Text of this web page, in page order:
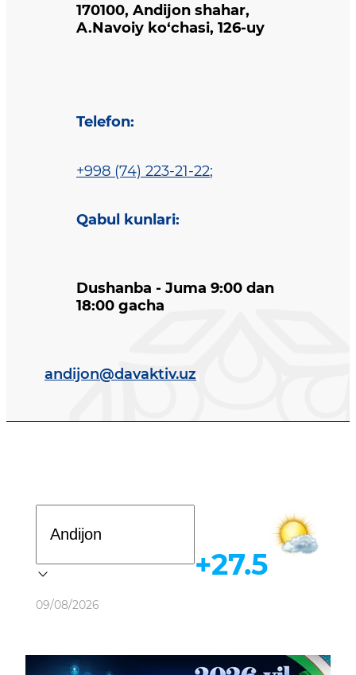
170100, Andijon shahar,
A.Navoiy ko‘chasi, 126-uy
Telefon:
+998 (74) 223-21-22;
Qabul kunlari:
Dushanba - Juma 9:00 dan
18:00 gacha
andijon@davaktiv.uz
Ob-havo
09/08/2026
+27.5